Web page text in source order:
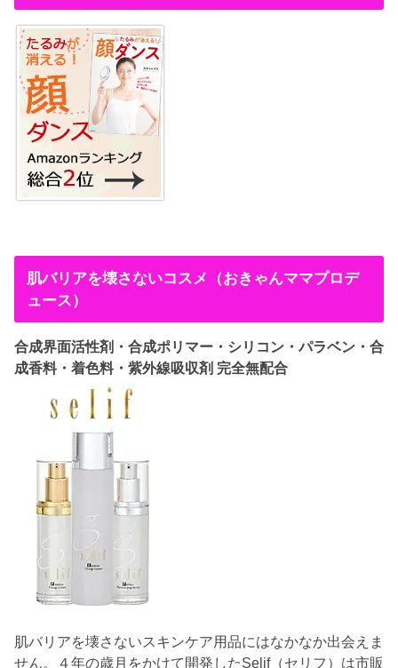
肌バリアを壊さないコスメ（おきゃんママプロデ
ュース）
合成界面活性剤・合成ポリマー・シリコン・パラベン・合
成香料・着色料・紫外線吸収剤 完全無配合
肌バリアを壊さないスキンケア用品にはなかなか出会えま
せん。４年の歳月をかけて開発したSelif（セリフ）は市販